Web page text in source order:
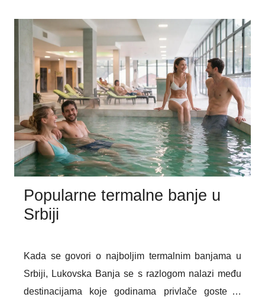
dana opuštanja u planinskom ambijentu, ova banja
pruža idealne uslove za očuvanje zdravlja i obnovu
energije.
Popularne termalne banje u
Srbiji
Kada se govori o najboljim termalnim banjama u
Srbiji, Lukovska Banja se s razlogom nalazi među
destinacijama koje godinama privlače goste iz